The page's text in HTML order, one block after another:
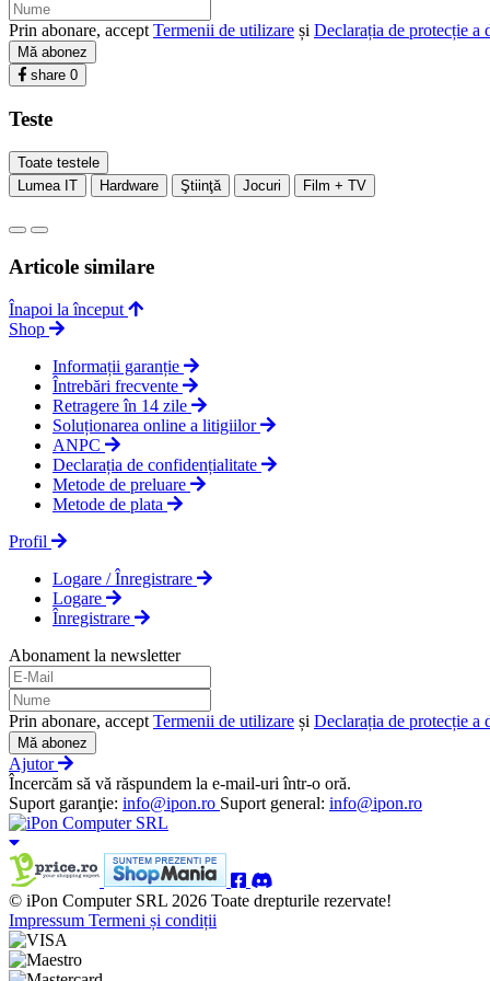
Prin abonare, accept Termenii de utilizare și Declarația de protecție a
Mă abonez
share 0
Teste
Toate testele
Lumea IT
Hardware Ştiinţă Jocuri Film + TV
Articole similare
Înapoi la început
Shop
Informații garanție
Întrebări frecvente
Retragere în 14 zile
Soluționarea online a litigiilor
ANPC
Declarația de confidențialitate
Metode de preluare
Metode de plata
Profil
Logare / Înregistrare
Logare
Înregistrare
Abonament la newsletter
Prin abonare, accept Termenii de utilizare și Declarația de protecție a
Mă abonez
Ajutor
Încercăm să vă răspundem la e-mail-uri într-o oră.
Suport garanţie: info@ipon.ro Suport general: info@ipon.ro
© iPon Computer SRL 2026 Toate drepturile rezervate!
Impressum Termeni și condiții